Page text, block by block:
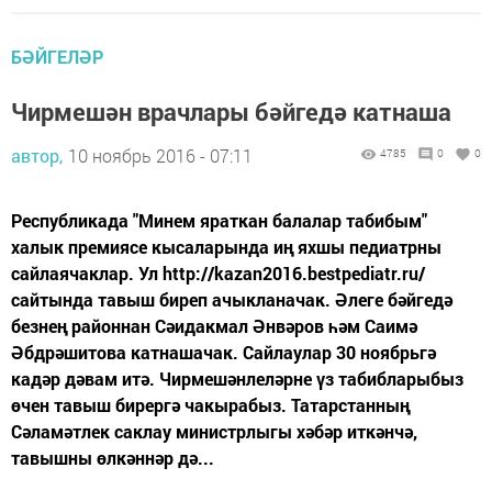
БӘЙГЕЛӘР
Чирмешән врачлары бәйгедә катнаша
автор, 10 ноябрь 2016 - 07:11 4785 0 0
Республикада "Минем яраткан балалар табибым"
халык премиясе кысаларында иң яхшы педиатрны
сайлаячаклар. Ул http://kazan2016.bestpediatr.ru/
сайтында тавыш биреп ачыкланачак. Әлеге бәйгедә
безнең районнан Сәидакмал Әнвәров һәм Саимә
Әбдрәшитова катнашачак. Сайлаулар 30 ноябрьгә
кадәр дәвам итә. Чирмешәнлеләрне үз табибларыбыз
өчен тавыш бирергә чакырабыз. Татарстанның
Сәламәтлек саклау министрлыгы хәбәр иткәнчә,
тавышны өлкәннәр дә...